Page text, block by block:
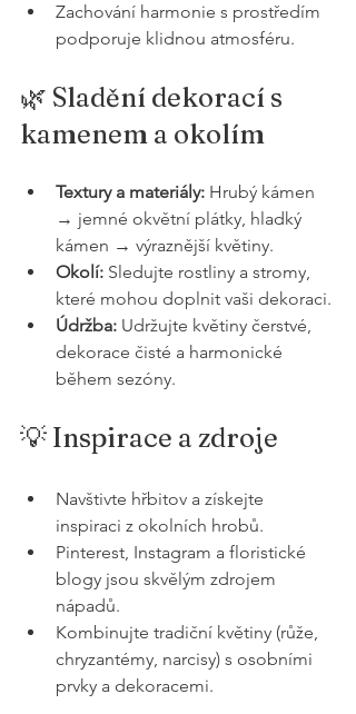
Zachování harmonie s prostředím
podporuje klidnou atmosféru.
🌿 Sladění dekorací s
kamenem a okolím
Textury a materiály: Hrubý kámen
→ jemné okvětní plátky, hladký
kámen → výraznější květiny.
Okolí: Sledujte rostliny a stromy,
které mohou doplnit vaši dekoraci.
Údržba: Udržujte květiny čerstvé,
dekorace čisté a harmonické
během sezóny.
💡 Inspirace a zdroje
Navštivte hřbitov a získejte
inspiraci z okolních hrobů.
Pinterest, Instagram a floristické
blogy jsou skvělým zdrojem
nápadů.
Kombinujte tradiční květiny (růže,
chryzantémy, narcisy) s osobními
prvky a dekoracemi.